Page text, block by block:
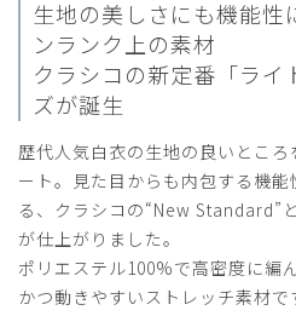
購入確認済み
年齢: 40代 身長:181-185cm
10年以上使わせていただいており
着心地、質感共に最高です。
商品：C05メンズ白衣:ライト
白/XXL
役に立った 0
生地の美しさにも機能性
ンランク上の素材
クラシコの新定番「ライ
ズが誕生
歴代人気白衣の生地の良いとこ
ート。見た目からも内包する機
る、クラシコの“New Standard”
が仕上がりました。
ポリエステル100%で高密度に編
かつ動きやすいストレッチ素材